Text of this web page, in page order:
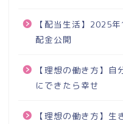
【配当生活】2025
配金公開
【理想の働き方】
にできたら幸せ
【理想の働き方】